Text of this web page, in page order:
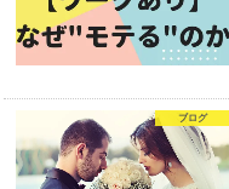
ブログ